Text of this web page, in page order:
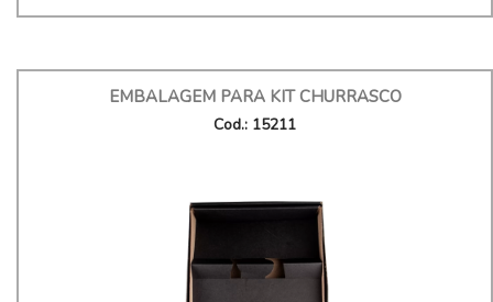
EMBALAGEM PARA KIT CHURRASCO
Cod.: 15211